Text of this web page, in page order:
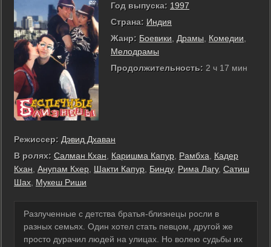
Год выпуска: 1997
Страна: Индия
Жанр: Боевики Драмы Комедии
Мелодрамы
Продолжительность: 2 ч 17 мин
Режиссер: Дэвид Дхаван
В ролях: Салман Кхан Каришма Капур Рамбха
Кадер
Кхан Анупам Кхер Шакти Капур Бинду, Рима Лагу, Сатиш
Шах Мукеш Риши
Разлученные с детства братья-близнецы росли в
разных семьях. Один хотел стать певцом, другой же
просто дурачил людей на улицах. Но волею судьбы их